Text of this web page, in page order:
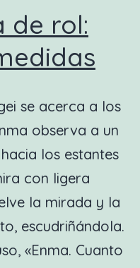
de rol:
se acerca a los
observa a un
los estantes
con ligera
la mirada y la
escudriñándola.
«Enma. Cuanto